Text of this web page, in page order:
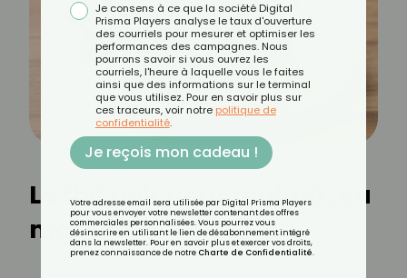
Le thé noir pour maigrir, ça
marche ?
Je consens à ce que la société Digital
Prisma Players analyse le taux d'ouverture
des courriels pour mesurer et optimiser les
performances des campagnes. Nous
pourrons savoir si vous ouvrez les
courriels, l'heure à laquelle vous le faites
ainsi que des informations sur le terminal
que vous utilisez. Pour en savoir plus sur
ces traceurs, voir notre politique de
confidentialité.
Je reçois mon cadeau !
Votre adresse email sera utilisée par Digital Prisma Players
pour vous envoyer votre newsletter contenant des offres
commerciales personnalisées. Vous pourrez vous
désinscrire en utilisant le lien de désabonnement intégré
dans la newsletter. Pour en savoir plus et exercer vos droits,
prenez connaissance de notre Charte de Confidentialité.